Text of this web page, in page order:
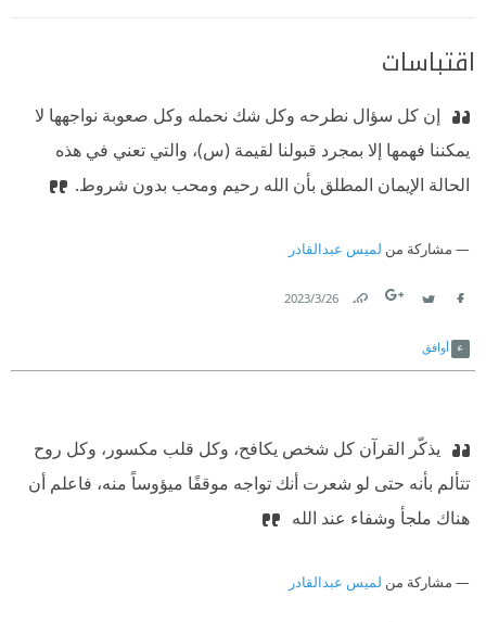
اقتباسات
‫ إن كل سؤال نطرحه وكل شك نحمله وكل صعوبة نواجهها لا
يمكننا فهمها إلا بمجرد قبولنا لقيمة (س)، والتي تعني في هذه
الحالة الإيمان المطلق بأن الله رحيم ومحب بدون شروط.
مشاركة من لميس عبدالقادر
26‏/3‏/2023
أوافق
‫ يذكّر القرآن كل شخص يكافح، وكل قلب مكسور، وكل روح
تتألم بأنه حتى لو شعرت أنك تواجه موقفًا ميؤوساً منه، فاعلم أن
هناك ملجأ وشفاء عند الله ‫
مشاركة من لميس عبدالقادر